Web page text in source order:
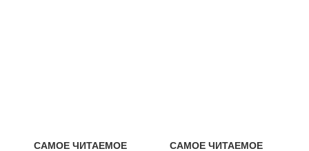
САМОЕ ЧИТАЕМОЕ
САМОЕ ЧИТАЕМОЕ